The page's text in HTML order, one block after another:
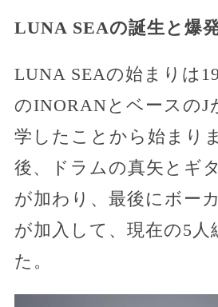
LUNA SEAの誕生と爆
LUNA SEAの始まりは
のINORANとベースのJ
学したことから始まり
後、ドラムの真矢とギ
が加わり、最後にボー
が加入して、現在の5人
た。